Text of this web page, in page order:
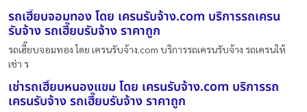
รถเฮี๊ยบจอมทอง โดย เครนรับจ้าง.com บริการรถเครน
รับจ้าง รถเฮี๊ยบรับจ้าง ราคาถูก
รถเฮี๊ยบจอมทอง โดย เครนรับจ้าง.com บริการรถเครนรับจ้าง รถเครนให้
เช่า ร
เช่ารถเฮี๊ยบหนองแขม โดย เครนรับจ้าง.com บริการรถ
เครนรับจ้าง รถเฮี๊ยบรับจ้าง ราคาถูก